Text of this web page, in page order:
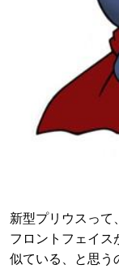
新型プリウスって、
フロントフェイス
似ている、と思う